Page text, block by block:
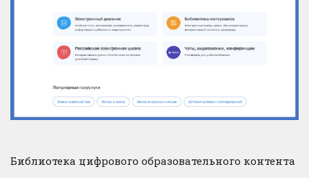
Библиотека цифрового образовательного контента